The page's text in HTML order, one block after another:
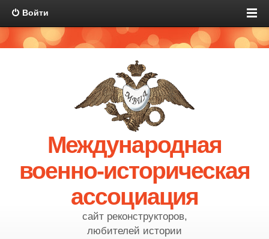
Войти
Международная
военно-историческая
ассоциация
сайт реконструкторов,
любителей истории